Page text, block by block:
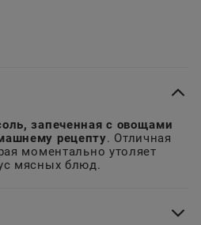
запеченная с овощами
рецепту. Отличная
моментально утоляет
мясных блюд.